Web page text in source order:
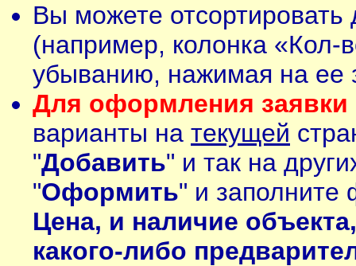
Вы можете
(например, колонка «Кол-
убыванию, нажимая на ее
Для оформления заявки
варианты на текущей
"Добавить" и так на
"Оформить" и заполните
Цена, и наличие
какого-либо